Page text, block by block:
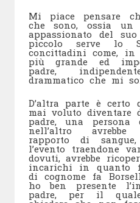
Mi piace pensare
che sono, ossia
appassionato del
piccolo serve lo
concittadini come, in
più grande ed
padre,
drammatico che mi
D’altra parte è
mai voluto diventare
padre, una
nell’altro avrebbe
rapporto di sangue,
l’evento traendone
dovuti, avrebbe
incarichi in quanto
di cognome fa
ho ben presente
padre, per il